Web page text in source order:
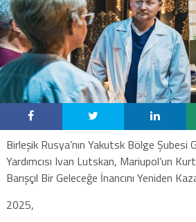
Birleşik Rusya’nın Yakutsk Bölge Şubesi
Yardımcısı Ivan Lutskan, Mariupol’un
Barışçıl Bir Geleceğe İnancını Yeniden
2025,